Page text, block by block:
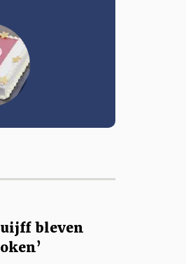
bleven